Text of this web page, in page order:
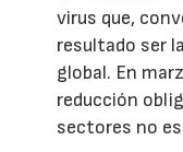
virus que,
resultado ser
global. En
reducción
sectores no